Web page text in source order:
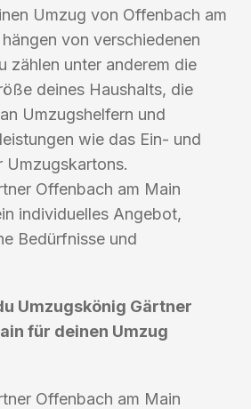
Umzug von Offenbach am
von verschiedenen
zählen unter anderem die
deines Haushalts, die
Umzugshelfern und
wie das Ein- und
Umzugskartons.
Offenbach am Main
individuelles Angebot,
Bedürfnisse und
Umzugskönig Gärtner
für deinen Umzug
Offenbach am Main